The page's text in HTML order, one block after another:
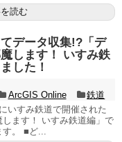
読む
データ収集!?「デ
します！ いすみ鉄
した！
ArcGIS Online
鉄道
いすみ鉄道で開催された
します！ いすみ鉄道編」で
。 ■ど...